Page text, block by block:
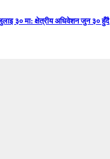
३० मा: क्षेत्रीय अधिवेशन जुन ३० हुँदै